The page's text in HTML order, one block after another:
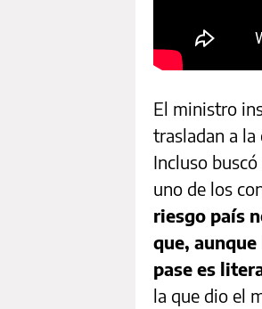
El ministro
trasladan a la
Incluso
uno de los
riesgo país
que,
pase es
la que dio el